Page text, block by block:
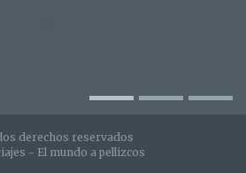
DE LA CIUDAD
derechos reservados
- El mundo a pellizcos